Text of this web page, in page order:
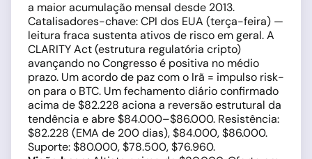
a maior acumulação mensal desde 2013.
Catalisadores-chave: CPI dos EUA (terça-feira) —
leitura fraca sustenta ativos de risco em geral. A
CLARITY Act (estrutura regulatória cripto)
avançando no Congresso é positiva no médio
prazo. Um acordo de paz com o Irã = impulso risk-
on para o BTC. Um fechamento diário confirmado
acima de $82.228 aciona a reversão estrutural da
tendência e abre $84.000–$86.000. Resistência:
$82.228 (EMA de 200 dias), $84.000, $86.000.
Suporte: $80.000, $78.500, $76.960.